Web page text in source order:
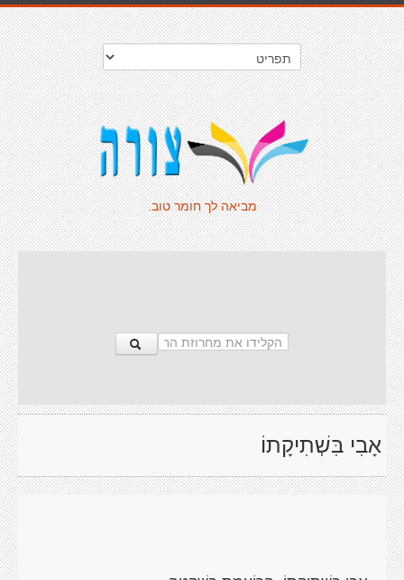
מביאה לך חומר טוב.
אָבִי בִּשְׁתִיקָתוֹ